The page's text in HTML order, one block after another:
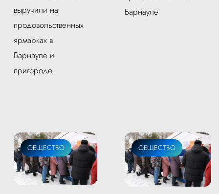
выручили на
продовольственных
ярмарках в
Барнауле и
пригороде
Барнауле
ОБЩЕСТВО ОБЩЕСТВО